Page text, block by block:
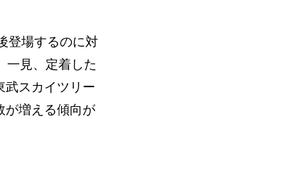
登場するのに対
一見、定着した
武スカイツリー
が増える傾向が